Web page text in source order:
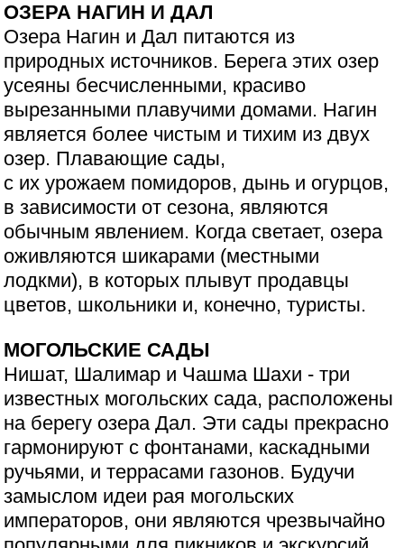
ОЗЕРА НАГИН И ДАЛ
Озера Нагин и Дал питаются из
природных источников. Берега этих озер
усеяны бесчисленными, красиво
вырезанными плавучими домами. Нагин
является более чистым и тихим из двух
озер. Плавающие сады,
с их урожаем помидоров, дынь и огурцов,
в зависимости от сезона, являются
обычным явлением. Когда светает, озера
оживляются шикарами (местными
лодкми), в которых плывут продавцы
цветов, школьники и, конечно, туристы.
МОГОЛЬСКИЕ САДЫ
Нишат, Шалимар и Чашма Шахи - три
известных могольских сада, расположены
на берегу озера Дал. Эти сады прекрасно
гармонируют с фонтанами, каскадными
ручьями, и террасами газонов. Будучи
замыслом идеи рая могольских
императоров, они являются чрезвычайно